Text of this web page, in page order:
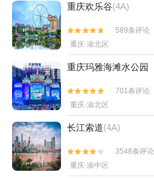
重庆欢乐谷(4A)


589条评论
重庆·渝北区
重庆玛雅海滩水公园


701条评论
重庆·渝北区
长江索道(4A)


3548条评论
重庆·渝中区